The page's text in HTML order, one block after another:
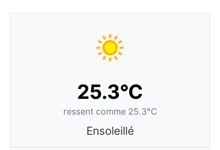
25.3°C
ressent comme 25.3°C
Ensoleillé